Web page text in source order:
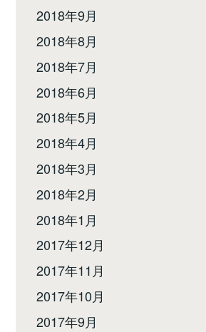
2018年9月
2018年8月
2018年7月
2018年6月
2018年5月
2018年4月
2018年3月
2018年2月
2018年1月
2017年12月
2017年11月
2017年10月
2017年9月